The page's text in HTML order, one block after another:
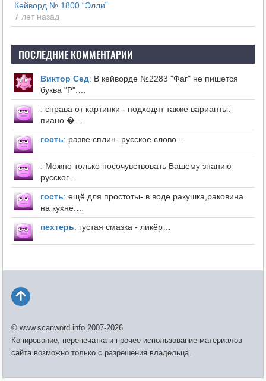
Кейворд № 1800 “Элли”
7 лет назад
ПОСЛЕДНИЕ КОММЕНТАРИИ
Виктор Сед: В кейворде №2283 "Фаг" не пишется
буква "Р".…
: справа от картинки - подходят также варианты:
пиано �…
гость: разве сплин- русское слово…
: Можно только посочувствовать Вашему знанию
русског…
гость: ещё для простоты- в воде ракушка,раковина
на кухне.…
пехтерь: густая смазка - ликёр…
© www.scanword.info 2007-2026
Копирование, перепечатка и прочее использование материалов
сайта возможно только с разрешения владельца.